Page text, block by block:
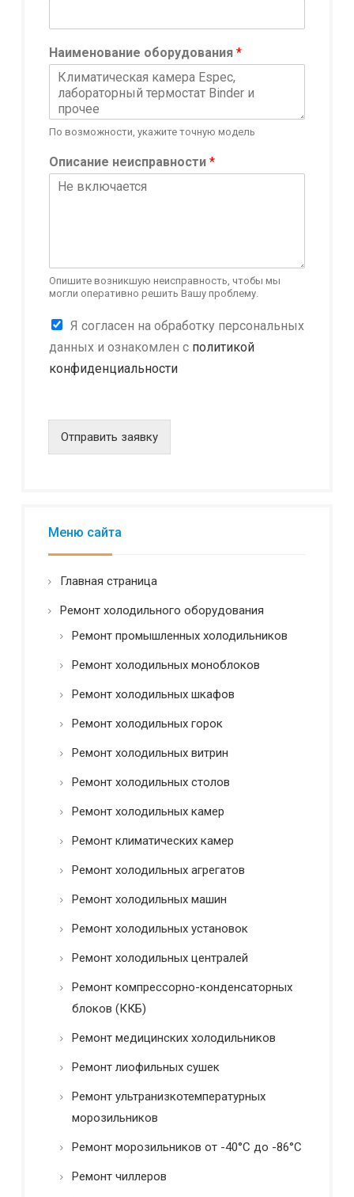
я
-
m
l
Наименование оборудования *
По возможности, укажите точную модель
Описание неисправности *
Опишите возникшую неисправность, чтобы мы
могли оперативно решить Вашу проблему.
К
н
ф
е
н
с
т
*
Я согласен на обработку персональных
данных и ознакомлен с политикой
конфиденциальности
Отправить заявку
Меню сайта
Главная страница
Ремонт холодильного оборудования
Ремонт промышленных холодильников
Ремонт холодильных моноблоков
Ремонт холодильных шкафов
Ремонт холодильных горок
Ремонт холодильных витрин
Ремонт холодильных столов
Ремонт холодильных камер
Ремонт климатических камер
Ремонт холодильных агрегатов
Ремонт холодильных машин
Ремонт холодильных установок
Ремонт холодильных централей
Ремонт компрессорно-конденсаторных
блоков (ККБ)
Ремонт медицинских холодильников
Ремонт лиофильных сушек
Ремонт ультранизкотемпературных
морозильников
Ремонт морозильников от -40°C до -86°C
Ремонт чиллеров